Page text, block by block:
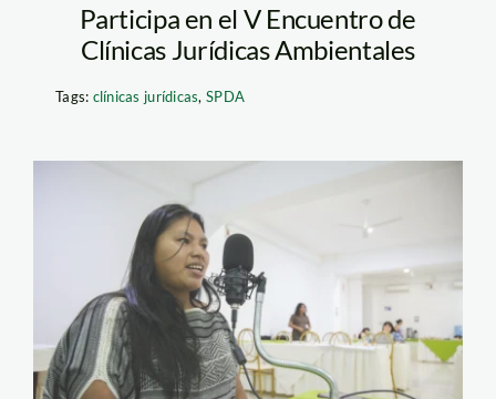
Participa en el V Encuentro de
Clínicas Jurídicas Ambientales
Tags: clínicas jurídicas,SPDA
herlinda-italiano-
comunicadora-
indigena-foto-
wuilmar-briceño.spda